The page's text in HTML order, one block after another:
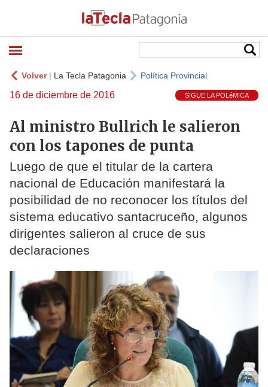
Volver| La Tecla Patagonia Política Provincial
16 de diciembre de 2016 SIGUE LA POLéMICA
Al ministro Bullrich le salieron
con los tapones de punta
Luego de que el titular de la cartera
nacional de Educación manifestará la
posibilidad de no reconocer los títulos del
sistema educativo santacruceño, algunos
dirigentes salieron al cruce de sus
declaraciones